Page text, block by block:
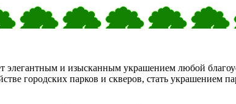
элегантным и изысканным украшением любой
городских парков и скверов, стать украшением